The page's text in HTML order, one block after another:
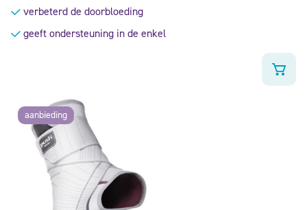
verbeterd de doorbloeding
geeft ondersteuning in de enkel
aanbieding